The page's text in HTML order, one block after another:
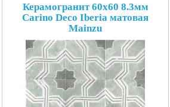
Керамогранит 60x60 8.3мм
Carino Deco Iberia матовая
Mainzu